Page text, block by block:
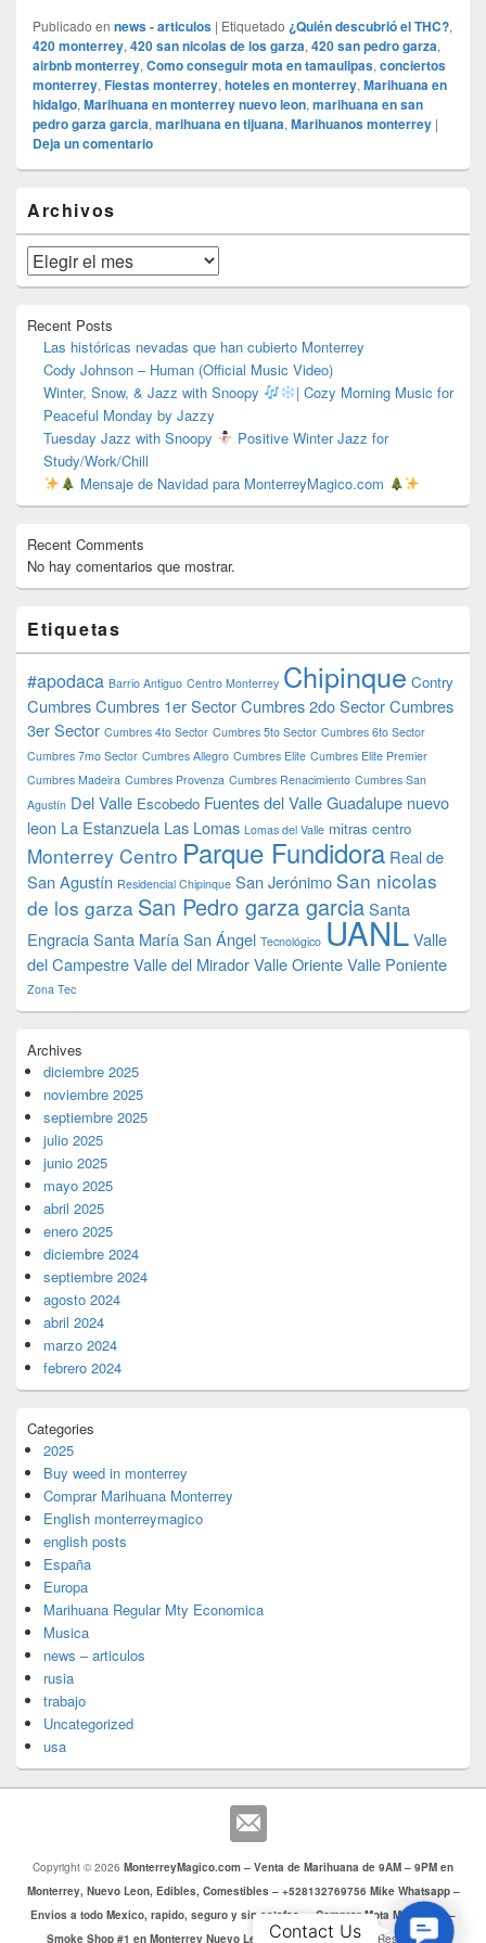
Publicado en news - articulos | Etiquetado ¿Quién descubrió el THC?,
420 monterrey, 420 san nicolas de los garza, 420 san pedro garza,
airbnb monterrey, Como conseguir mota en tamaulipas, conciertos
monterrey, Fiestas monterrey, hoteles en monterrey, Marihuana en
hidalgo, Marihuana en monterrey nuevo leon, marihuana en san
pedro garza garcia, marihuana en tijuana, Marihuanos monterrey |
Deja un comentario
área
de
widget
barra
lateral
Archivos
Archivos
Recent Posts
Las históricas nevadas que han cubierto Monterrey
Cody Johnson – Human (Official Music Video)
Winter, Snow, & Jazz with Snoopy
| Cozy Morning Music for
Peaceful Monday by Jazzy
Tuesday Jazz with Snoopy
Positive Winter Jazz for
Study/Work/Chill
Mensaje de Navidad para MonterreyMagico.com
Recent Comments
No hay comentarios que mostrar.
Etiquetas
#apodaca Barrio Antiguo Centro Monterrey Chipinque Contry
CumbresCumbres 1er SectorCumbres 2do SectorCumbres
3er Sector Cumbres 4to Sector Cumbres 5to Sector Cumbres 6to Sector
Cumbres 7mo Sector Cumbres Allegro Cumbres Elite Cumbres Elite Premier
Cumbres Madeira Cumbres Provenza Cumbres Renacimiento Cumbres San
Agustín Del Valle Escobedo Fuentes del ValleGuadalupe nuevo
leon La Estanzuela Las Lomas Lomas del Valle mitras centro
Monterrey Centro Parque Fundidora Real de
San Agustín Residencial Chipinque San Jerónimo San nicolas
de los garza San Pedro garza garciaSanta
EngraciaSanta MaríaSan Ángel Tecnológico UANLValle
del CampestreValle del MiradorValle OrienteValle Poniente
Zona Tec
Archives
diciembre 2025
noviembre 2025
septiembre 2025
julio 2025
junio 2025
mayo 2025
abril 2025
enero 2025
diciembre 2024
septiembre 2024
agosto 2024
abril 2024
marzo 2024
febrero 2024
Categories
2025
Buy weed in monterrey
Comprar Marihuana Monterrey
English monterreymagico
english posts
España
Europa
Marihuana Regular Mty Economica
Musica
news – articulos
rusia
trabajo
Uncategorized
usa
Copyright © 2026 MonterreyMagico.com – Venta de Marihuana de 9AM – 9PM en
Monterrey, Nuevo Leon, Edibles, Comestibles – +528132769756 Mike Whatsapp –
Envios a todo Mexico, rapido, seguro y sin estafas. – Comprar Mota Monterrey –
Smoke Shop #1 en Monterrey Nuevo Leon
. Todos los Derechos Reservados.
Contact Us